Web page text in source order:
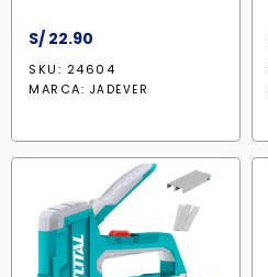
S/ 22.90
SKU: 24604
MARCA: JADEVER